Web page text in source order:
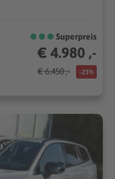
Superpreis
€ 4.980 ,-
€ 6.450 ,- -23%